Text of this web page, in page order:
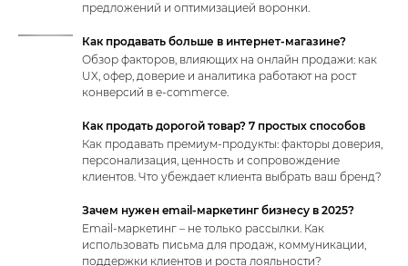
предложений и оптимизацией воронки.
Как продавать больше в интернет-магазине?
Обзор факторов, влияющих на онлайн продажи: как
UX, офер, доверие и аналитика работают на рост
конверсий в e-commerce.
Как продать дорогой товар? 7 простых способов
Как продавать премиум-продукты: факторы доверия,
персонализация, ценность и сопровождение
клиентов. Что убеждает клиента выбрать ваш бренд?
Зачем нужен email-маркетинг бизнесу в 2025?
Email-маркетинг – не только рассылки. Как
использовать письма для продаж, коммуникации,
поддержки клиентов и роста лояльности?